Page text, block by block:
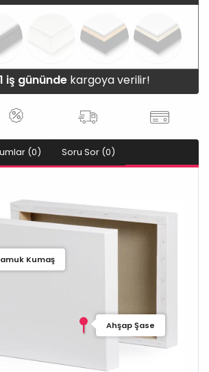
1 iş gününde kargoya verilir!
(0) Soru Sor (0)
Kumaş
Ahşap Şase